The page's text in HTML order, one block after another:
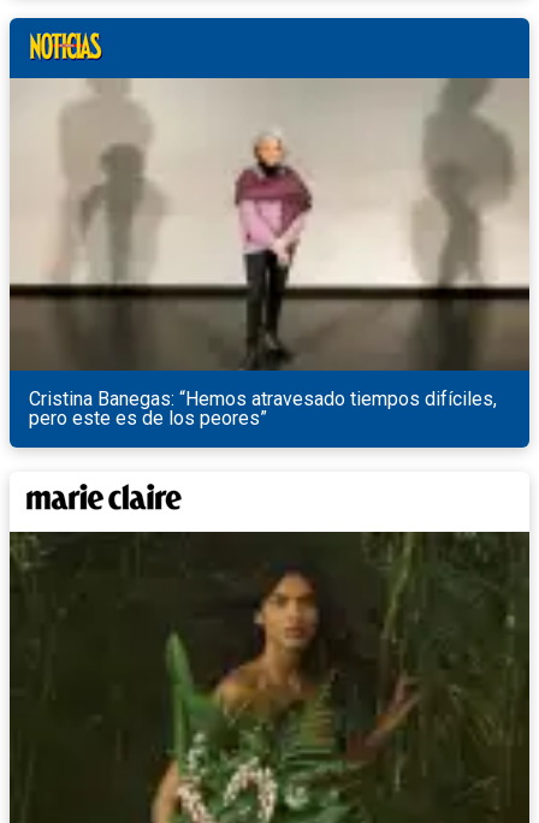
Cristina Banegas: “Hemos atravesado tiempos difíciles,
pero este es de los peores”